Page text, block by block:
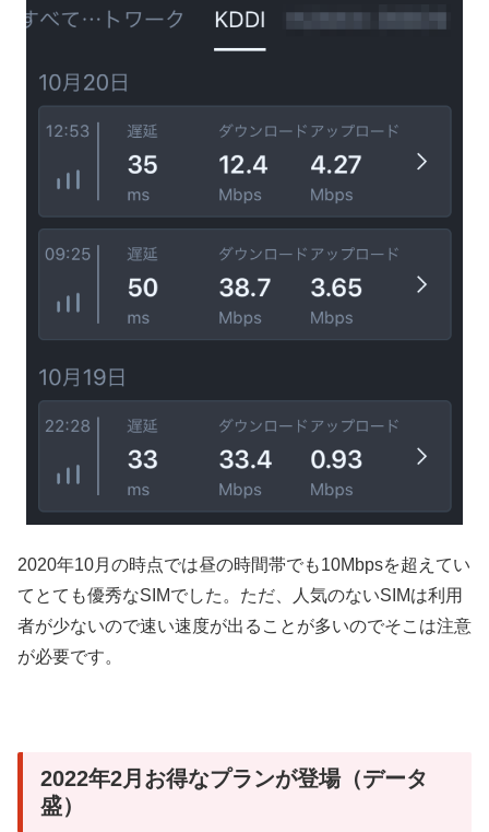
2020年10月の時点では昼の時間帯でも10Mbpsを超えてい
てとても優秀なSIMでした。ただ、人気のないSIMは利用
者が少ないので速い速度が出ることが多いのでそこは注意
が必要です。
2022年2月お得なプランが登場（データ
盛）